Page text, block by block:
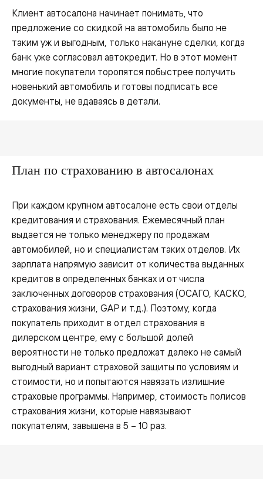
Клиент автосалона начинает понимать, что
предложение со скидкой на автомобиль было не
таким уж и выгодным, только накануне сделки, когда
банк уже согласовал автокредит. Но в этот момент
многие покупатели торопятся побыстрее получить
новенький автомобиль и готовы подписать все
документы, не вдаваясь в детали.
План по страхованию в автосалонах
При каждом крупном автосалоне есть свои отделы
кредитования и страхования. Ежемесячный план
выдается не только менеджеру по продажам
автомобилей, но и специалистам таких отделов. Их
зарплата напрямую зависит от количества выданных
кредитов в определенных банках и от числа
заключенных договоров страхования (ОСАГО, КАСКО,
страхования жизни, GAP и т.д.). Поэтому, когда
покупатель приходит в отдел страхования в
дилерском центре, ему с большой долей
вероятности не только предложат далеко не самый
выгодный вариант страховой защиты по условиям и
стоимости, но и попытаются навязать излишние
страховые программы. Например, стоимость полисов
страхования жизни, которые навязывают
покупателям, завышена в 5 – 10 раз.